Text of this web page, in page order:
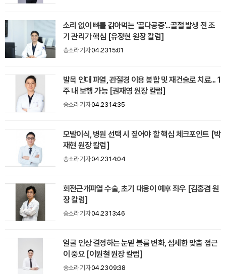
소리 없이 뼈를 갉아먹는 '골다공증'...골절 발생 전 조
기 관리가 핵심 [유정현 원장 칼럼]
송소라 기자04.23 15:01
발목 인대 파열, 관절경 이용 봉합 및 재건술로 치료... 1
주 내 보행 가능 [권재영 원장 칼럼]
송소라 기자04.23 14:35
모발이식, 병원 선택 시 짚어야 할 핵심 체크포인트 [박
재현 원장 칼럼]
송소라 기자04.23 14:04
회전근개파열 수술, 초기 대응이 예후 좌우 [김홍겸 원
장 칼럼]
송소라 기자04.23 13:46
얼굴 인상 결정하는 눈밑 볼륨 변화, 섬세한 맞춤 접근
이 중요 [이원철 원장 칼럼]
송소라 기자04.23 09:38